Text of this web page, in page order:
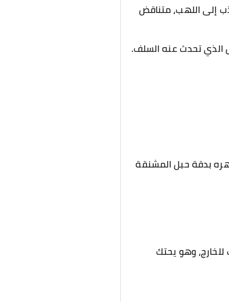
إلى اللهب، متناقض
الذي تحدث عنه السلف.
بدقة حبل المشنقة
وهو يحتك